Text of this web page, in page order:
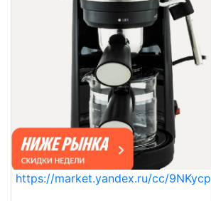
https://market.yandex.ru/cc/9NKycp